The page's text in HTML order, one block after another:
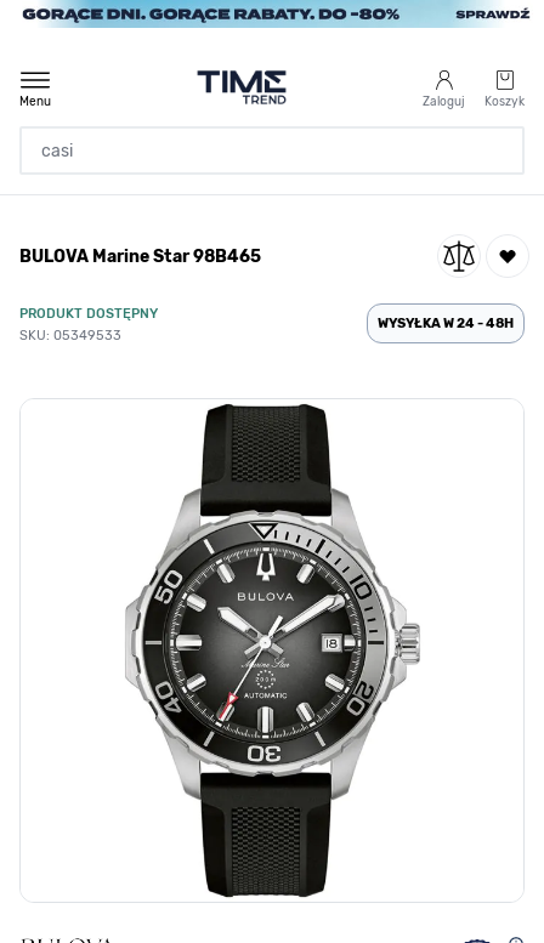
Przejdź do treści
Zaloguj Koszyk
Menu
/
Marka
/
BULOVA Marine Star 98B465
BULOVA Marine Star 98B465
PRODUKT DOSTĘPNY
SKU: 05349533
WYSYŁKA W 24 - 48H